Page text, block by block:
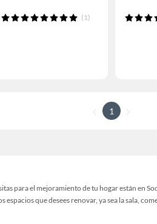
(1)
1
para el mejoramiento de tu hogar están en
espacios que desees renovar, ya sea la sala,